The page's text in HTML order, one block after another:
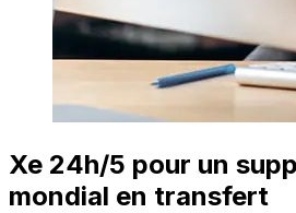
Xe 24h/5 pour un
mondial en transfert